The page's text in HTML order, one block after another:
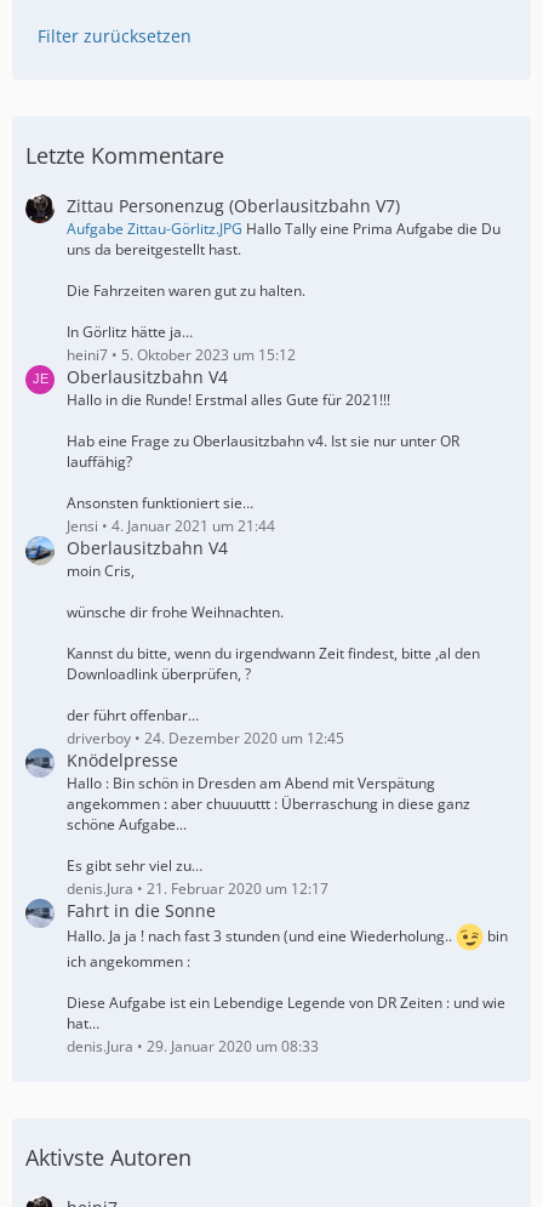
Filter zurücksetzen
Letzte Kommentare
Zittau Personenzug (Oberlausitzbahn V7)
Aufgabe Zittau-Görlitz.JPG Hallo Tally eine Prima Aufgabe die Du
uns da bereitgestellt hast.
Die Fahrzeiten waren gut zu halten.
In Görlitz hätte ja…
heini7
5. Oktober 2023 um 15:12
Oberlausitzbahn V4
Hallo in die Runde! Erstmal alles Gute für 2021!!!
Hab eine Frage zu Oberlausitzbahn v4. Ist sie nur unter OR
lauffähig?
Ansonsten funktioniert sie…
Jensi
4. Januar 2021 um 21:44
Oberlausitzbahn V4
moin Cris,
wünsche dir frohe Weihnachten.
Kannst du bitte, wenn du irgendwann Zeit findest, bitte ,al den
Downloadlink überprüfen, ?
der führt offenbar…
driverboy
24. Dezember 2020 um 12:45
Knödelpresse
Hallo : Bin schön in Dresden am Abend mit Verspätung
angekommen : aber chuuuuttt : Überraschung in diese ganz
schöne Aufgabe...
Es gibt sehr viel zu…
denis.Jura
21. Februar 2020 um 12:17
Fahrt in die Sonne
Hallo. Ja ja ! nach fast 3 stunden (und eine Wiederholung..
bin
ich angekommen :
Diese Aufgabe ist ein Lebendige Legende von DR Zeiten : und wie
hat…
denis.Jura
29. Januar 2020 um 08:33
Aktivste Autoren